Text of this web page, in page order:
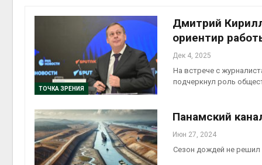
ТОЧКА ЗРЕНИЯ
Дмитрий
ориентир
Дек 4, 2025
На встрече с
подчеркнул роль
Панамский
Июн 27, 2024
Сезон дождей не решил
Авг 7, 2026
Авг 7, 2026